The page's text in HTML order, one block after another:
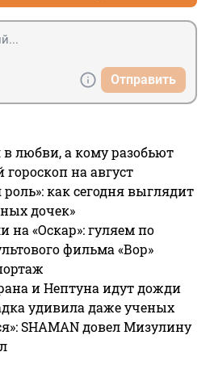
Отправить
любви, а кому разобьют
на август
как сегодня выглядит
дочек»
на «Оскар»: гуляем по
фильма «Вор»
и Нептуна идут дожди
удивила даже ученых
SHAMAN довел Мизулину